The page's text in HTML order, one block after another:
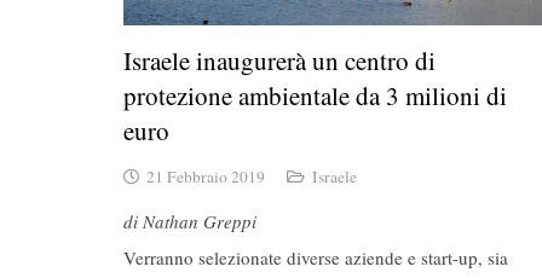
Israele inaugurerà un centro di
protezione ambientale da 3 milioni di
euro
21 Febbraio 2019 Israele
di Nathan Greppi
Verranno selezionate diverse aziende e start-up, sia